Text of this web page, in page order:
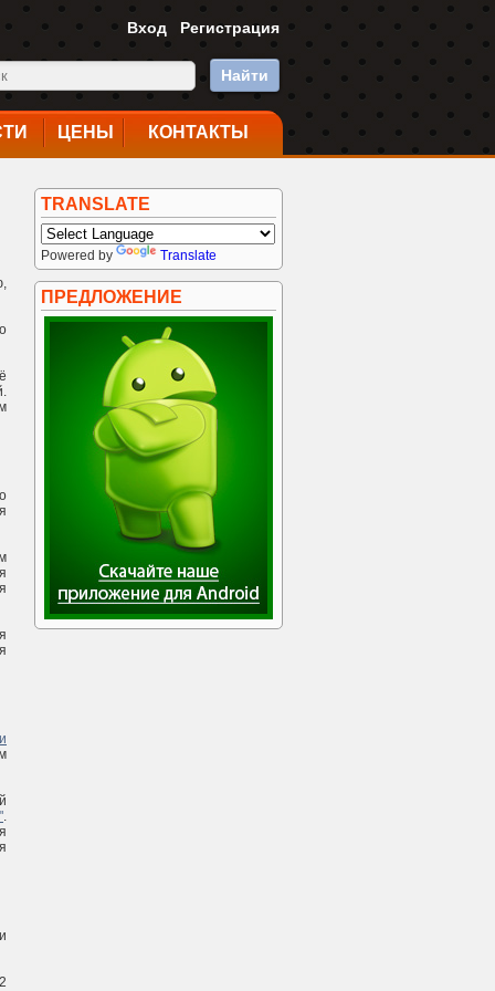
Вход Регистрация
Найти
ЦЕНЫ КОНТАКТЫ
.
TRANSLATE
Powered by Translate
ПРЕДЛОЖЕНИЕ